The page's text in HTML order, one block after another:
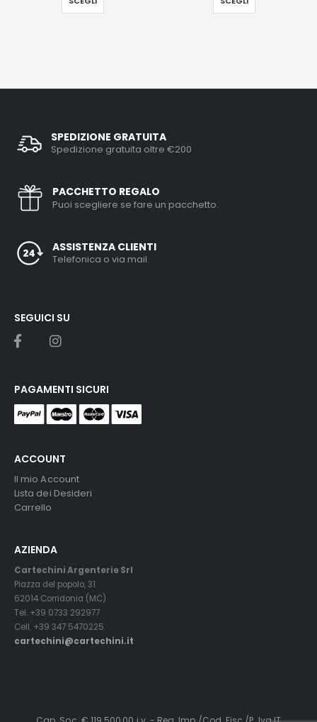
SPEDIZIONE GRATUITA
Spedizione gratuita oltre €200
PACCHETTO REGALO
Puoi scegliere se fare un pacchetto.
ASSISTENZA CLIENTI
Telefonica o via mail.
ACCOUNT
Il mio Account
Lista dei Desideri
Carrello
AZIENDA
Cartechini Argenterie Srl
Piazza del popolo, 31
62014 Corridonia (MC)
Tel. +39 0733 292977
Cell. +39 347 5470225
cartechini@cartechini.it
SEGUICI SU
PAGAMENTI SICURI